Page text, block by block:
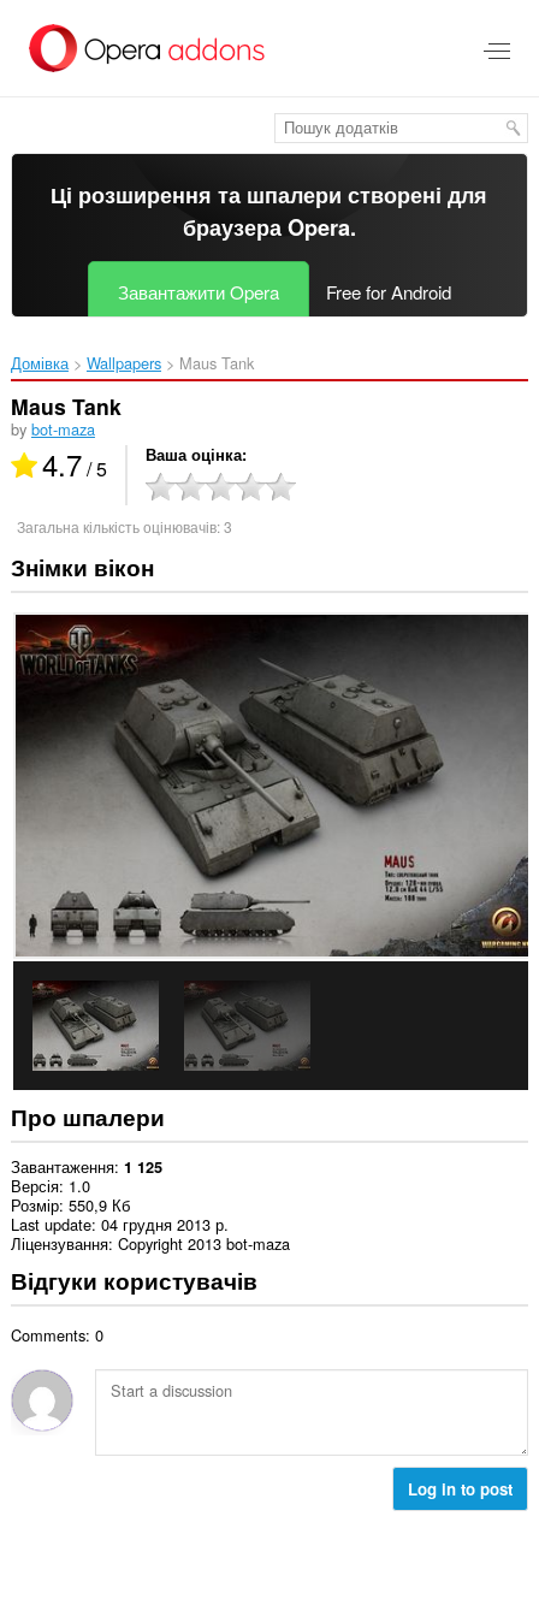
основного
Ці розширення та шпалери створені для
браузера Opera.
Завантажити Opera Free for Android
Домівка Wallpapers Maus Tank‎
Maus Tank
by bot-maza
4.7/ 5 Ваша оцінка
Загальна кількість оцінювачів:3
Знімки вікон
Про шпалери
Завантаження 1 125
Версія 1.0
Розмір 550,9 Кб
Last update 04 грудня 2013 р.
Ліцензування Copyright 2013 bot-maza
Відгуки користувачів
Comments: 0
Log in to post